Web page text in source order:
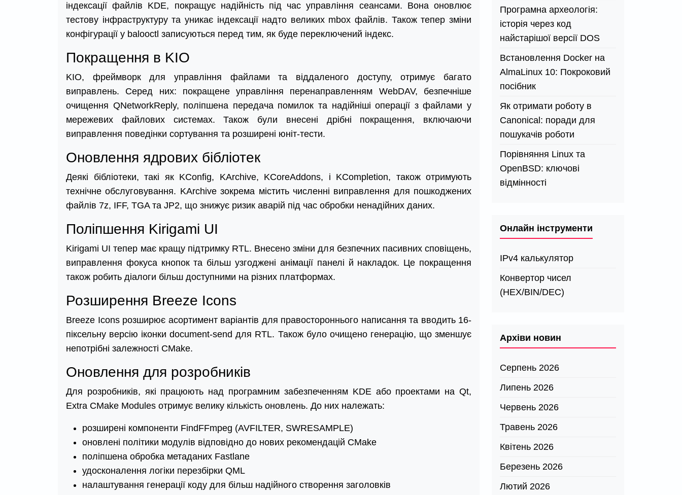
індексації файлів KDE, покращує надійність під час управління сеансами. Вона оновлює
тестову інфраструктуру та уникає індексації надто великих mbox файлів. Також тепер зміни
конфігурації у balooctl записуються перед тим, як буде переключений індекс.
Покращення в KIO
KIO, фреймворк для управління файлами та віддаленого доступу, отримує багато
виправлень. Серед них: покращене управління перенаправленням WebDAV, безпечніше
очищення QNetworkReply, поліпшена передача помилок та надійніші операції з файлами у
мережевих файлових системах. Також були внесені дрібні покращення, включаючи
виправлення поведінки сортування та розширені юніт-тести.
Оновлення ядрових бібліотек
Деякі бібліотеки, такі як KConfig, KArchive, KCoreAddons, і KCompletion, також отримують
технічне обслуговування. KArchive зокрема містить численні виправлення для пошкоджених
файлів 7z, IFF, TGA та JP2, що знижує ризик аварій під час обробки ненадійних даних.
Поліпшення Kirigami UI
Kirigami UI тепер має кращу підтримку RTL. Внесено зміни для безпечних пасивних сповіщень,
виправлення фокуса кнопок та більш узгоджені анімації панелі й накладок. Це покращення
також робить діалоги більш доступними на різних платформах.
Розширення Breeze Icons
Breeze Icons розширює асортимент варіантів для правостороннього написання та вводить 16-
піксельну версію іконки document-send для RTL. Також було очищено генерацію, що зменшує
непотрібні залежності CMake.
Оновлення для розробників
Для розробників, які працюють над програмним забезпеченням KDE або проектами на Qt,
Extra CMake Modules отримує велику кількість оновлень. До них належать:
розширені компоненти FindFFmpeg (AVFILTER, SWRESAMPLE)
оновлені політики модулів відповідно до нових рекомендацій CMake
поліпшена обробка метаданих Fastlane
удосконалення логіки перезбірки QML
налаштування генерації коду для більш надійного створення заголовків
Програмна археологія:
історія через код
найстарішої версії DOS
Встановлення Docker на
AlmaLinux 10: Покроковий
посібник
Як отримати роботу в
Canonical: поради для
пошукачів роботи
Порівняння Linux та
OpenBSD: ключові
відмінності
Онлайн інструменти
IPv4 калькулятор
Конвертор чисел
(HEX/BIN/DEC)
Архіви новин
Серпень 2026
Липень 2026
Червень 2026
Травень 2026
Квітень 2026
Березень 2026
Лютий 2026